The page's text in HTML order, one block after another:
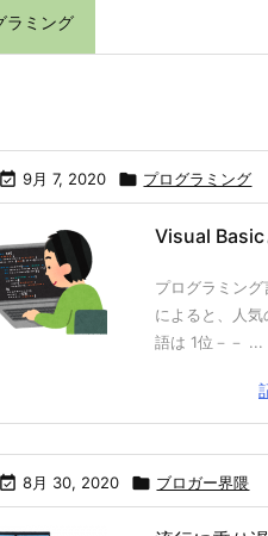
ラミング
 9月 7, 2020  プログラミング
Visual Basic
プログラミン
によると、人
語は 1位－－ ...
 8月 30, 2020  ブロガー界隈